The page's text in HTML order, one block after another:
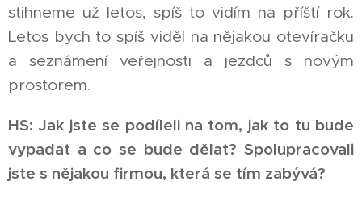
stihneme už letos, spíš to vidím na příští rok.
Letos bych to spíš viděl na nějakou otevíračku
a seznámení veřejnosti a jezdců s novým
prostorem.
HS: Jak jste se podíleli na tom, jak to tu bude
vypadat a co se bude dělat? Spolupracovali
jste s nějakou firmou, která se tím zabývá?